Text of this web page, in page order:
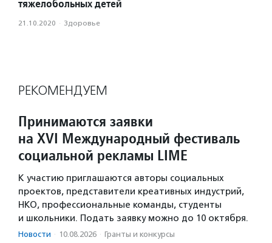
тяжелобольных детей
21.10.2020 · Здоровье
РЕКОМЕНДУЕМ
Принимаются заявки
на XVI Международный фестиваль
социальной рекламы LIME
К участию приглашаются авторы социальных
проектов, представители креативных индустрий,
НКО, профессиональные команды, студенты
и школьники. Подать заявку можно до 10 октября.
Новости · 10.08.2026 · Гранты и конкурсы